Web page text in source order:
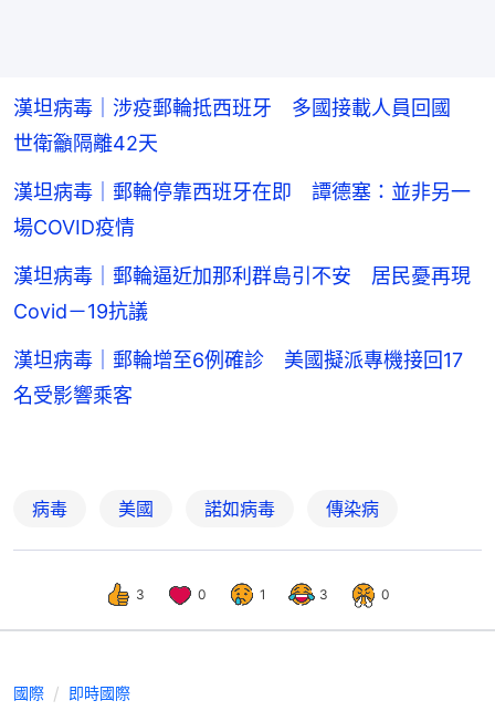
漢坦病毒｜涉疫郵輪抵西班牙 多國接載人員回國
世衛籲隔離42天
漢坦病毒｜郵輪停靠西班牙在即 譚德塞：並非另一
場COVID疫情
漢坦病毒｜郵輪逼近加那利群島引不安 居民憂再現
Covid－19抗議
漢坦病毒｜郵輪增至6例確診 美國擬派專機接回17
名受影響乘客
病毒 美國 諾如病毒 傳染病
3 0 1 3 0
國際 即時國際